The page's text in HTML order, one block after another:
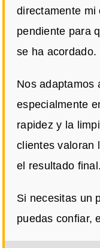
directamente mi
pendiente para
se ha acordado.
Nos adaptamos
especialmente
rapidez y la
clientes valoran
el resultado final.
Si necesitas un
puedas confiar,